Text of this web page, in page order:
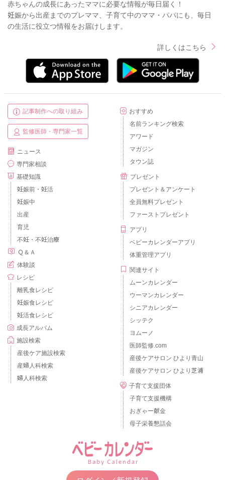
赤ちゃんの成長にあったママに必要な情報が毎日届く！
妊娠から出産までのプレママ、子育て中のママ・パパにも、毎日
の生活に役立つ情報をお届けします。
詳しくはこちら
記事制作への取り組み
監修医師・専門家一覧
ニュース
専門家相談
基礎知識
妊娠前・妊活
妊娠中
出産
育児
不妊・不妊治療
Ｑ＆Ａ
体験談
レシピ
離乳食レシピ
妊娠食レシピ
妊活食レシピ
成長アルバム
施設検索
産後ケア施設検索
産婦人科検索
婦人科検索
おすすめ
名前ランキング検索
アワード
マガジン
タウン誌
プレゼント
プレゼント＆アンケート
全員無料プレゼント
ファーストプレゼント
アプリ
ベビーカレンダーアプリ
体重管理アプリ
関連サイト
ムーンカレンダー
ウーマンカレンダー
シニアカレンダー
シッテク
ヨムーノ
医師監修.com
産後ケアサロン ひより青山
産後ケアサロン ひより芝浦
子育て支援団体
子育て支援機構
おぎゃー献金
母子栄養懇話会